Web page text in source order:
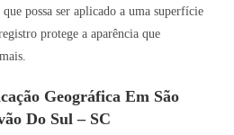
possa ser aplicado a uma superfície
protege a aparência que
Geográfica Em São
Do Sul – SC